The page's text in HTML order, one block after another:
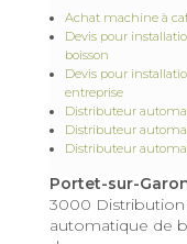
Achat machine à
Devis pour
boisson
Devis pour
entreprise
Distributeur
Distributeur
Distributeur
Portet-sur-
3000 Distribution
automatique de